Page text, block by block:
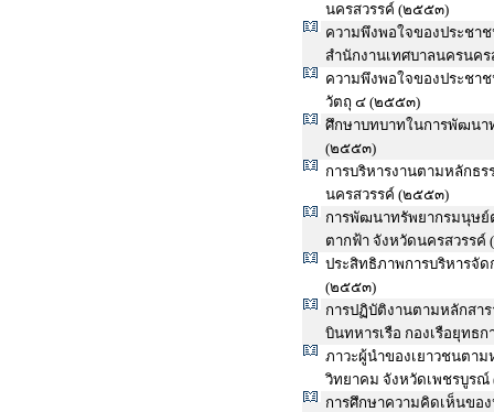
นครสวรรค์ (๒๕๕๓)
ความพึงพอใจของประชา
สำนักงานเทศบาลนครนค
ความพึงพอใจของประชา
วัตถุ ๔ (๒๕๕๓)
ศึกษาบทบาทในการพัฒนา
(๒๕๕๓)
การบริหารงานตามหลักธ
นครสวรรค์ (๒๕๕๓)
การพัฒนาทรัพยากรมนุษย์
ตากฟ้า จังหวัดนครสวรรค์
ประสิทธิภาพการบริหารจั
(๒๕๕๓)
การปฏิบัติงานตามหลักสา
บินทหารเรือ กองเรือยุทธ
ภาวะผู้นำของเยาวชนตา
วิทยาคม จังหวัดเพชรบูร
การศึกษาความคิดเห็นขอ